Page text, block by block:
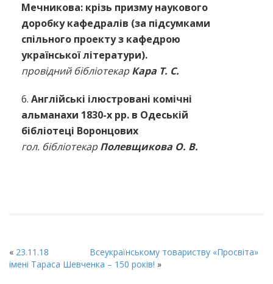
Мечникова: крізь призму наукового
доробку кафедралів (за підсумками
спільного проекту з кафедрою
української літератури).
провідний бібліотекарКара Т. С.
6. Англійські ілюстровані комічні
альманахи 1830-х рр. в Одеській
бібліотеці Воронцових
гол. бібліотекарПолевщикова О. В.
« 23.11.18
Всеукраїнському товариству «Просвіта»
імені Тараса Шевченка – 150 років! »